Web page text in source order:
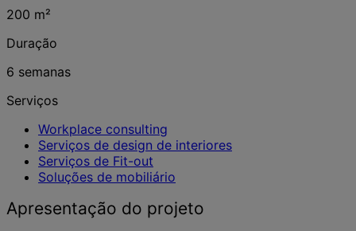
200 m²
Duração
6 semanas
Serviços
Workplace consulting
Serviços de design de interiores
Serviços de Fit-out
Soluções de mobiliário
Apresentação do projeto